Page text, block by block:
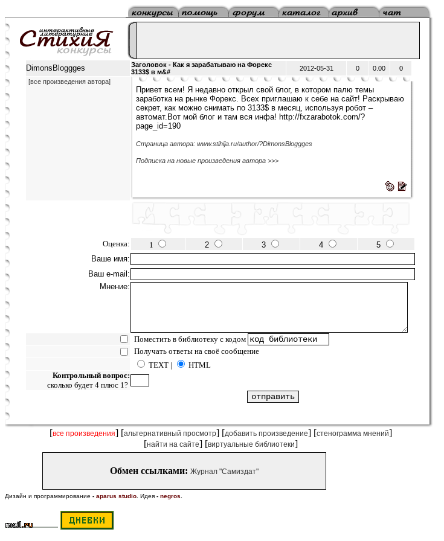
DimonsBloggges
Заголовок - Как я зарабатываю на Форекс
3133$ в м&#
2012-05-31 0 0.00
0
[все произведения автора]
Привет всем! Я недавно открыл свой блог, в котором палю темы
заработка на рынке Форекс. Всех приглашаю к себе на сайт! Раскрываю
секрет, как можно снимать по 3133$ в месяц, используя робот –
автомат.Вот мой блог и там вся инфа! http://fxzarabotok.com/?
page_id=190
Страница автора: www.stihija.ru/author/?DimonsBloggges
Подписка на новые произведения автора >>>
Оценка: 1 2 3 4
5
Ваше имя:
Ваш e-mail:
Мнение:
Поместить в библиотеку с кодом
Получать ответы на своё сообщение
TEXT |
HTML
Контрольный вопрос:
сколько будет 4 плюс 1?
[все произведения] [альтернативный просмотр] [добавить произведение] [стенограмма мнений]
[найти на сайте] [виртуальные библиотеки]
Обмен ссылками: Журнал "Самиздат"
Дизайн и программирование - aparus studio Идея - negros